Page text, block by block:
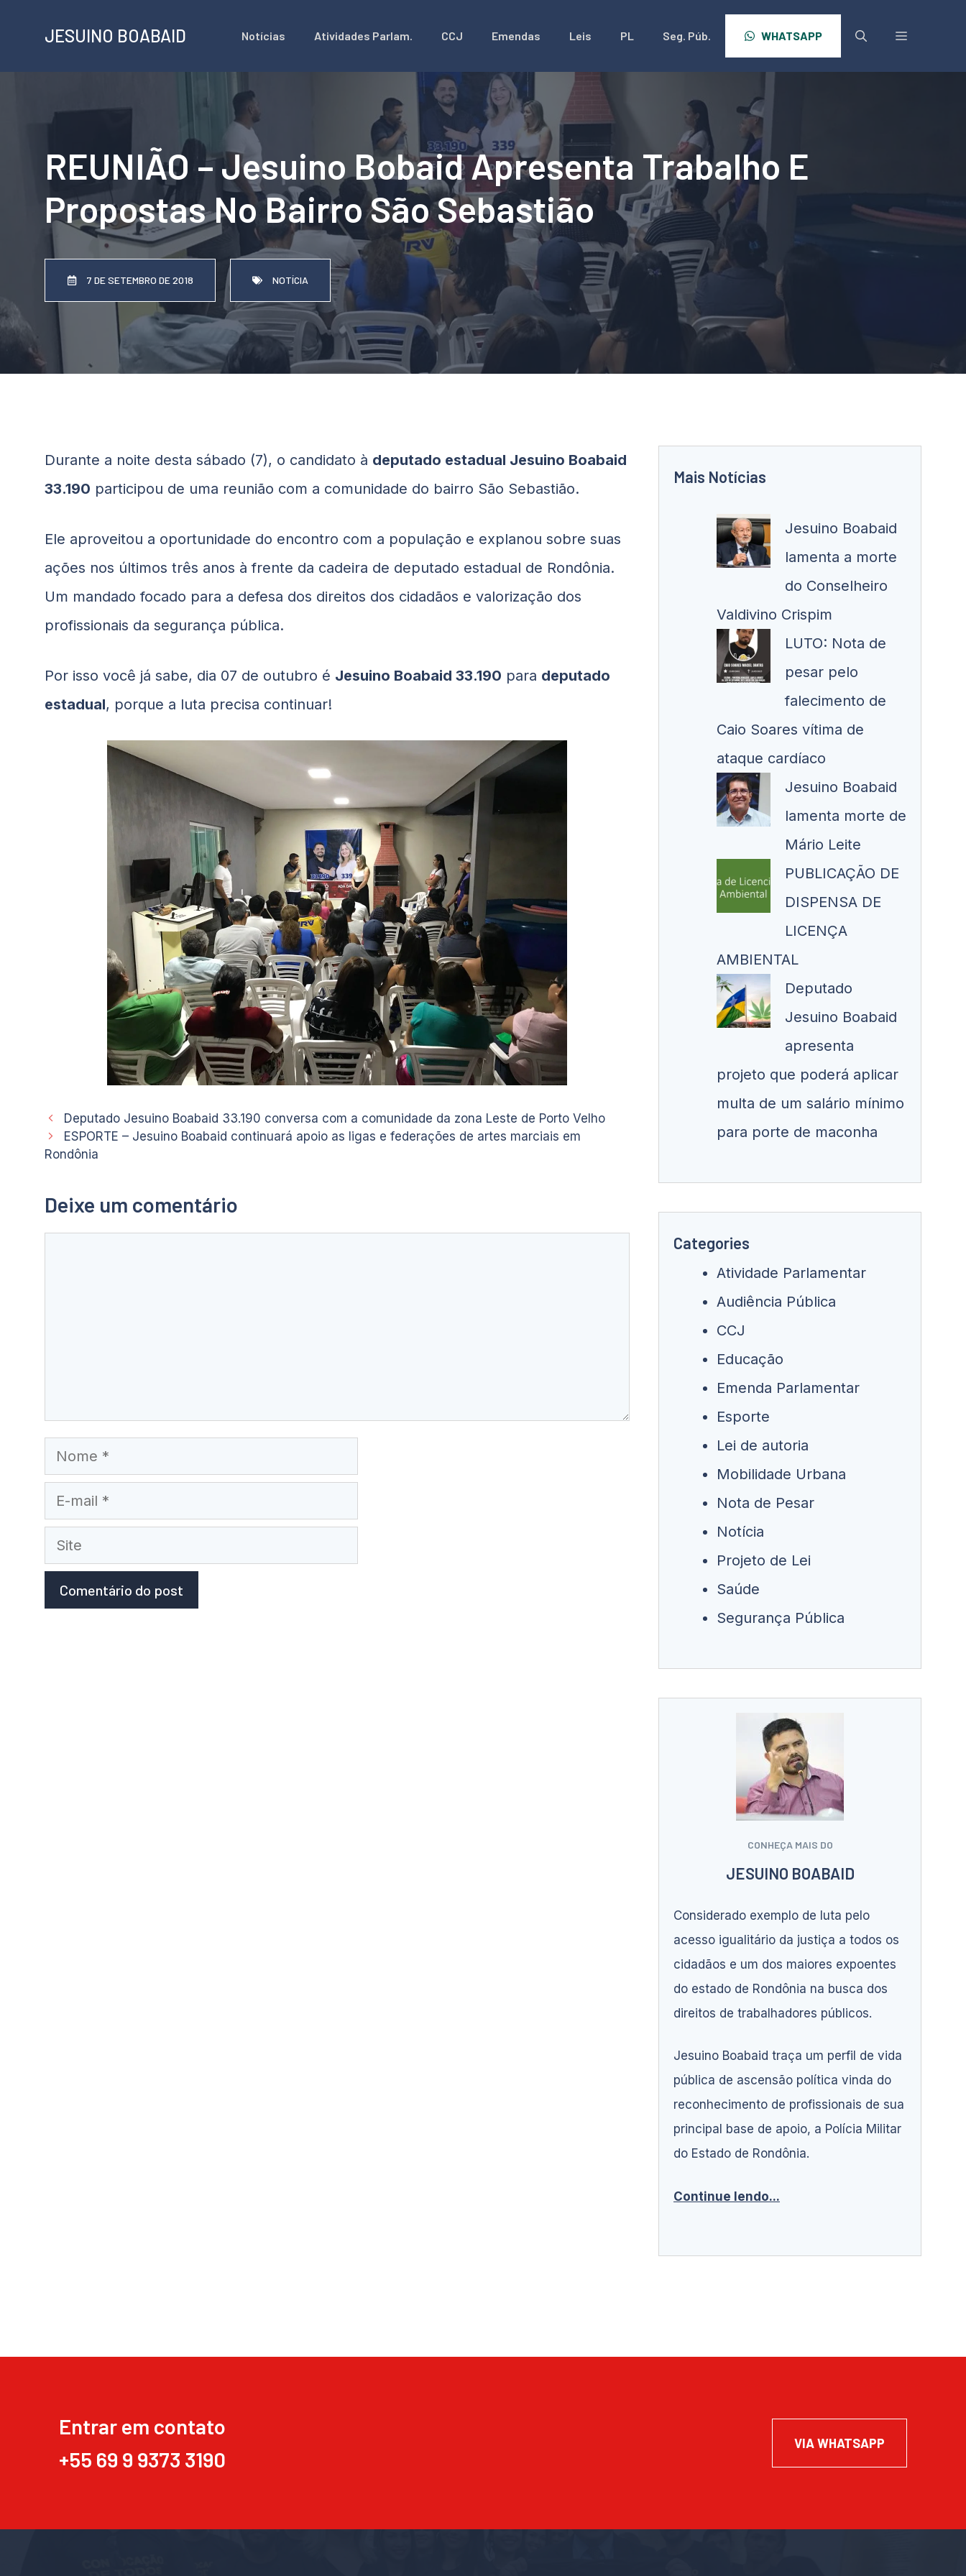
o
JESUINO BOABAID Notícias Atividades Parlam. CCJ Emendas Leis PL Seg. Púb. WHATSAPP
REUNIÃO – Jesuino Bobaid Apresenta Trabalho E
Propostas No Bairro São Sebastião
7 DE SETEMBRO DE 2018 NOTÍCIA
Durante a noite desta sábado (7), o candidato à deputado estadual Jesuino Boabaid
33.190 participou de uma reunião com a comunidade do bairro São Sebastião.
Ele aproveitou a oportunidade do encontro com a população e explanou sobre suas
ações nos últimos três anos à frente da cadeira de deputado estadual de Rondônia.
Um mandado focado para a defesa dos direitos dos cidadãos e valorização dos
profissionais da segurança pública.
Por isso você já sabe, dia 07 de outubro é Jesuino Boabaid 33.190 para deputado
estadual, porque a luta precisa continuar!
Deputado Jesuino Boabaid 33.190 conversa com a comunidade da zona Leste de Porto Velho
ESPORTE – Jesuino Boabaid continuará apoio as ligas e federações de artes marciais em
Rondônia
Deixe um comentário
Nome
E-
mail
Site
Mais Notícias
Jesuino Boabaid
lamenta a morte
do Conselheiro
Valdivino Crispim
LUTO: Nota de
pesar pelo
falecimento de
Caio Soares vítima de
ataque cardíaco
Jesuino Boabaid
lamenta morte de
Mário Leite
PUBLICAÇÃO DE
DISPENSA DE
LICENÇA
AMBIENTAL
Deputado
Jesuino Boabaid
apresenta
projeto que poderá aplicar
multa de um salário mínimo
para porte de maconha
Categories
Atividade Parlamentar
Audiência Pública
CCJ
Educação
Emenda Parlamentar
Esporte
Lei de autoria
Mobilidade Urbana
Nota de Pesar
Notícia
Projeto de Lei
Saúde
Segurança Pública
CONHEÇA MAIS DO
JESUINO BOABAID
Considerado exemplo de luta pelo
acesso igualitário da justiça a todos os
cidadãos e um dos maiores expoentes
do estado de Rondônia na busca dos
direitos de trabalhadores públicos.
Jesuino Boabaid traça um perfil de vida
pública de ascensão política vinda do
reconhecimento de profissionais de sua
principal base de apoio, a Polícia Militar
do Estado de Rondônia.
Continue lendo...
Entrar em contato
+55 69 9 9373 3190
VIA WHATSAPP